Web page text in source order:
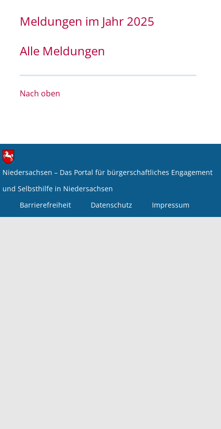
Meldungen im Jahr 2025
Alle Meldungen
Nach oben
Niedersachsen – Das Portal für bürgerschaftliches Engagement
und Selbsthilfe in Niedersachsen
Barrierefreiheit
Datenschutz Impressum